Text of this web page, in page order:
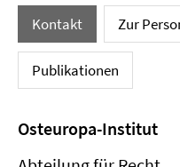
Kontakt Zur
Publikationen
Osteuropa-Institut